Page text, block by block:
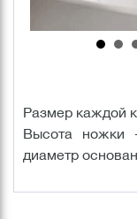
Размер каждой
Высота
диаметр